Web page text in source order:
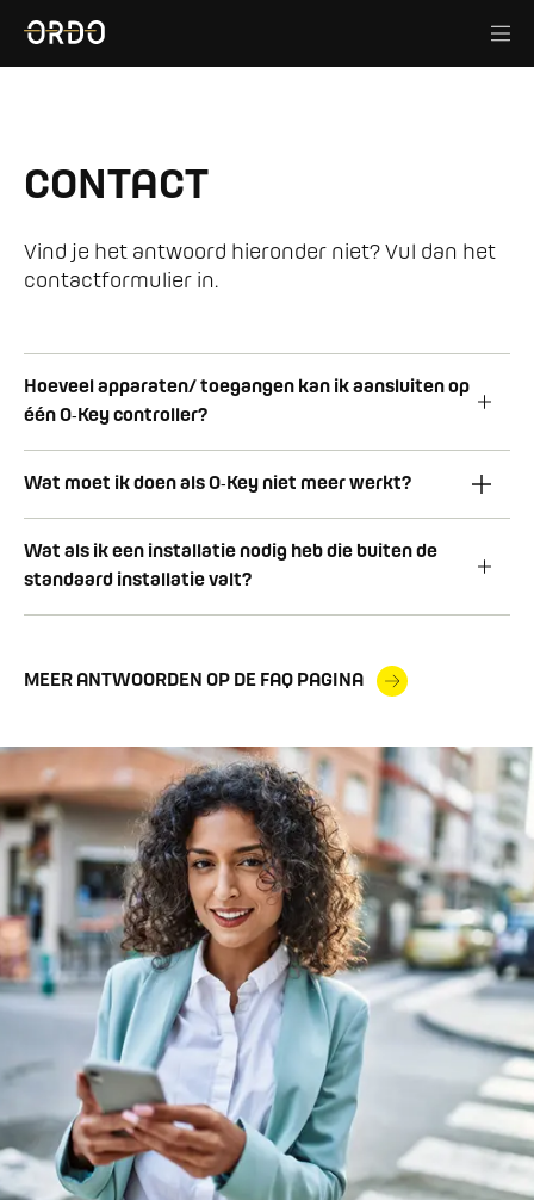
CONTACT
Vind je het antwoord hieronder niet? Vul dan het
contactformulier in.
Hoeveel apparaten/ toegangen kan ik aansluiten op
één O‑Key controller?
Wat moet ik doen als O‑Key niet meer werkt?
Wat als ik een installatie nodig heb die buiten de
standaard installatie valt?
MEER ANTWOORDEN OP DE FAQ PAGINA